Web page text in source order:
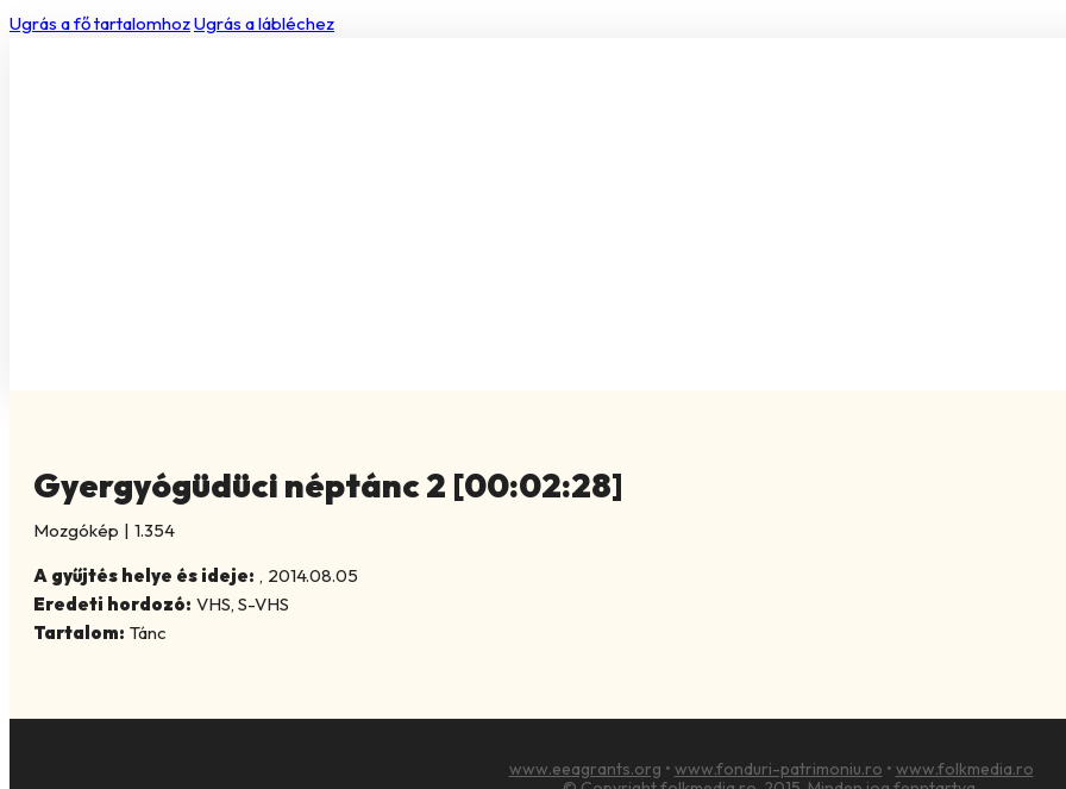
Ugrás a fő tartalomhozUgrás a lábléchez
Gyergyógüdüci néptánc 2 [00:02:28]
Mozgókép | 1.354
A gyűjtés helye és ideje: , 2014.08.05
Eredeti hordozó: VHS, S-VHS
Tartalom: Tánc
www.eeagrants.org • www.fonduri-patrimoniu.ro • www.folkmedia.ro